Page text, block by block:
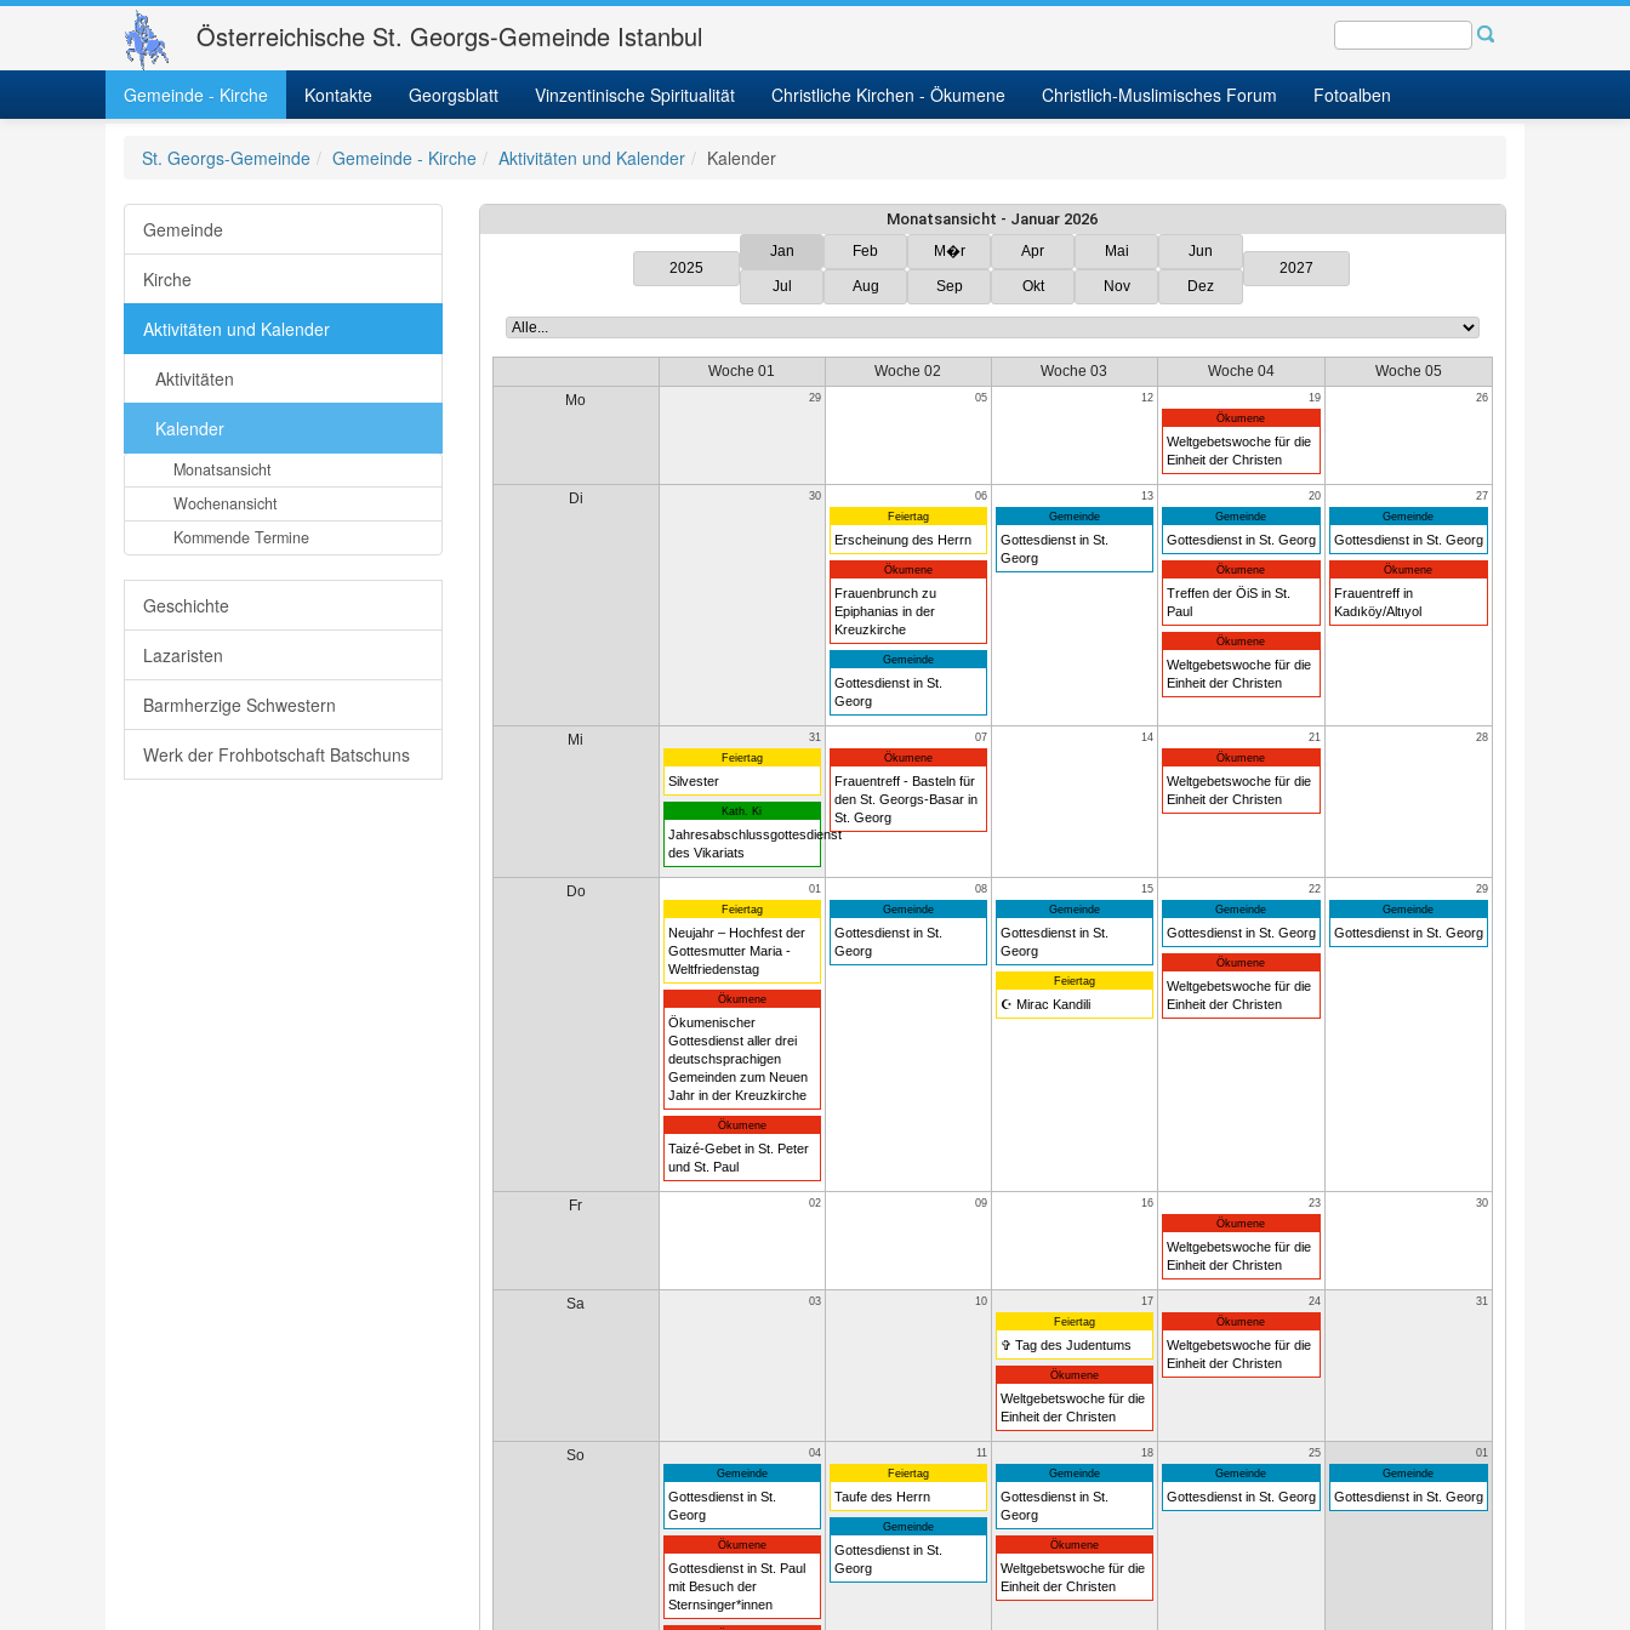
Österreichische St. Georgs-Gemeinde Istanbul
Gemeinde - Kirche Kontakte Georgsblatt Vinzentinische Spiritualität Christliche Kirchen - Ökumene Christlich-Muslimisches Forum Fotoalben
St. Georgs-Gemeinde Gemeinde - Kirche Aktivitäten und Kalender Kalender
Gemeinde
Kirche
Aktivitäten und Kalender
Aktivitäten
Kalender
Monatsansicht
Wochenansicht
Kommende Termine
Geschichte
Lazaristen
Barmherzige Schwestern
Werk der Frohbotschaft Batschuns
Monatsansicht - Januar 2026
2025
Jan Feb M�r Apr Mai Jun
Jul Aug Sep Okt Nov Dez
2027
Woche 01 Woche 02 Woche 03 Woche 04
Woche 05
Mo
29 05 12
19
Ökumene
Weltgebetswoche für die
Einheit der Christen
26
Di 30
06
Feiertag
Erscheinung des Herrn
Ökumene
Frauenbrunch zu
Epiphanias in der
Kreuzkirche
Gemeinde
Gottesdienst in St.
Georg
13
Gemeinde
Gottesdienst in St.
Georg
20
Gemeinde
Gottesdienst in St. Georg
Ökumene
Treffen der ÖiS in St.
Paul
Ökumene
Weltgebetswoche für die
Einheit der Christen
27
Gemeinde
Gottesdienst in St. Georg
Ökumene
Frauentreff in
Kadıköy/Altıyol
Mi
31
Feiertag
Silvester
Kath. Ki
Jahresabschlussgottesdienst
des Vikariats
07
Ökumene
Frauentreff - Basteln für
den St. Georgs-Basar in
St. Georg
14
21
Ökumene
Weltgebetswoche für die
Einheit der Christen
28
Do
01
Feiertag
Neujahr – Hochfest der
Gottesmutter Maria -
Weltfriedenstag
Ökumene
Ökumenischer
Gottesdienst aller drei
deutschsprachigen
Gemeinden zum Neuen
Jahr in der Kreuzkirche
Ökumene
Taizé-Gebet in St. Peter
und St. Paul
08
Gemeinde
Gottesdienst in St.
Georg
15
Gemeinde
Gottesdienst in St.
Georg
Feiertag
☪ Mirac Kandili
22
Gemeinde
Gottesdienst in St. Georg
Ökumene
Weltgebetswoche für die
Einheit der Christen
29
Gemeinde
Gottesdienst in St. Georg
Fr 02 09 16
23
Ökumene
Weltgebetswoche für die
Einheit der Christen
30
Sa 03 10
17
Feiertag
✞ Tag des Judentums
Ökumene
Weltgebetswoche für die
Einheit der Christen
24
Ökumene
Weltgebetswoche für die
Einheit der Christen
31
So
04
Gemeinde
Gottesdienst in St.
Georg
Ökumene
Gottesdienst in St. Paul
mit Besuch der
Sternsinger*innen
11
Feiertag
Taufe des Herrn
Gemeinde
Gottesdienst in St.
Georg
18
Gemeinde
Gottesdienst in St.
Georg
Ökumene
Weltgebetswoche für die
Einheit der Christen
25
Gemeinde
Gottesdienst in St. Georg
01
Gemeinde
Gottesdienst in St. Georg